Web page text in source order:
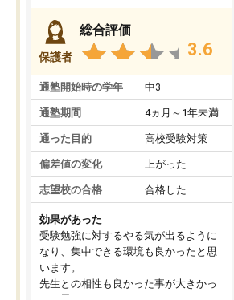
保護者
総合評価
3.6
通塾開始時の学年 中3
通塾期間 4ヵ月～1年未満
通った目的 高校受験対策
偏差値の変化 上がった
志望校の合格 合格した
効果があった
受験勉強に対するやる気が出るように
なり、集中できる環境も良かったと思
います。
先生との相性も良かった事が大きかっ